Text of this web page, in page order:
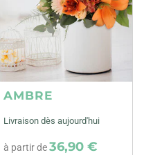
AMBRE
Livraison dès aujourd'hui
à partir de36,90 €